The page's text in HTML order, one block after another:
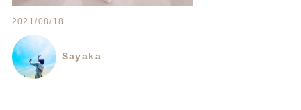
2021/08/18
Sayaka